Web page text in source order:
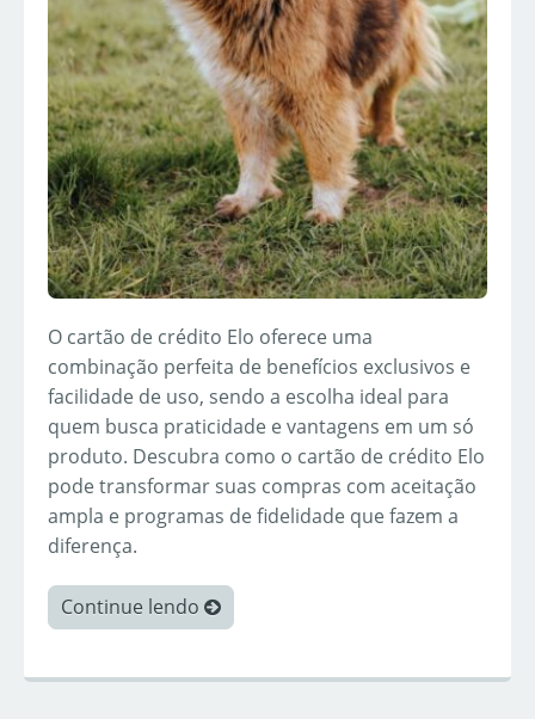
O cartão de crédito Elo oferece uma
combinação perfeita de benefícios exclusivos e
facilidade de uso, sendo a escolha ideal para
quem busca praticidade e vantagens em um só
produto. Descubra como o cartão de crédito Elo
pode transformar suas compras com aceitação
ampla e programas de fidelidade que fazem a
diferença.
Continue lendo